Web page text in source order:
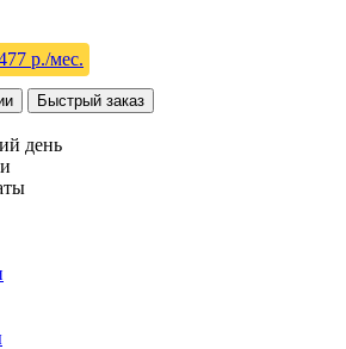
р./мес.
Быстрый заказ
день